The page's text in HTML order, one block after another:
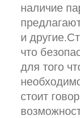
наличие
и
что
для того
стоит